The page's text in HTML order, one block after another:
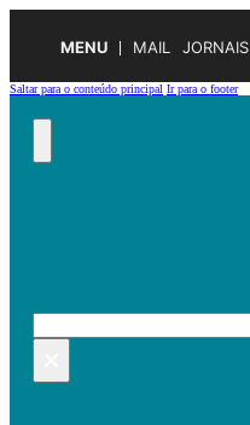
MENU MAIL JORNAIS
Saltar para o conteúdo principal Ir para o footer
Pesquisar